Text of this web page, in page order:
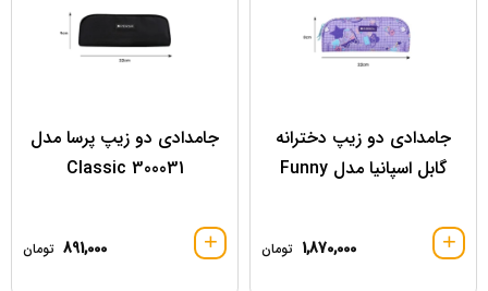
جامدادی دو زیپ دخترانه
گابل اسپانیا مدل Funny
1,870,000 تومان
جامدادی دو زیپ پرسا مدل
300031 Classic
891,000 تومان